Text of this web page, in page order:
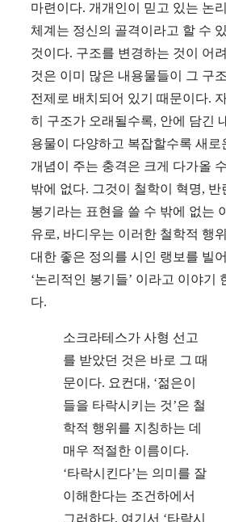
마련이다. 개개인이 믿고 있는 논리
체계는 정신의 골격이라고 할 수
것이다. 구조를 변경하는 것이 어
것은 이미 많은 내용물들이 그 구
전제로 배치되어 있기 때문이다.
히 구조가 오래될수록, 안에 담긴
용물이 다양하고 복잡할수록 새로
개념이 주는 충격은 크게 다가올 수
밖에 없다. 그것이 철학이 혁명, 반
봉기라는 표현을 쓸 수 밖에 없는 이
유로, 바디우는 이러한 철학적 행
대한 좋은 정의를 시인 랭보를 빌어
‘논리적인 봉기들’ 이라고 이야기
다.
소크라테스가 사형 선고
를 받았던 것은 바로 그 때
문이다. 요컨대, ‘젊은이
들을 타락시키는 것’은 철
학적 행위를 지칭하는 데
매우 적절한 이름이다.
‘타락시킨다’는 의미를 잘
이해한다는 조건하에서
그러하다. 여기서 ‘타락시